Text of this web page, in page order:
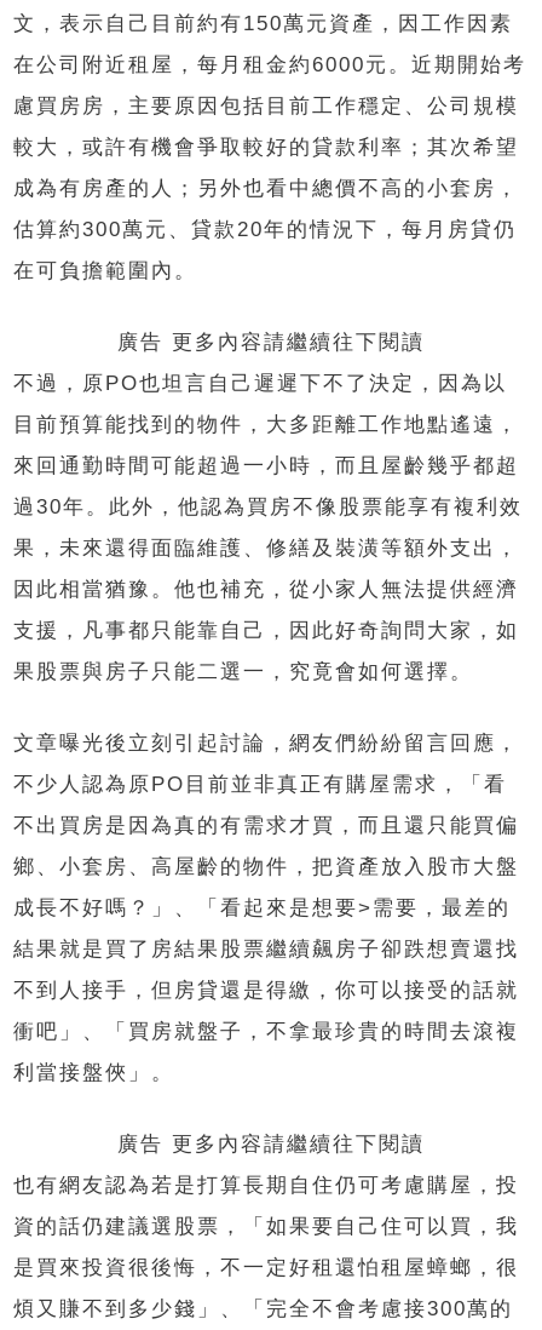
文，表示自己目前約有150萬元資產，因工作因素
在公司附近租屋，每月租金約6000元。近期開始考
慮買房房，主要原因包括目前工作穩定、公司規模
較大，或許有機會爭取較好的貸款利率；其次希望
成為有房產的人；另外也看中總價不高的小套房，
估算約300萬元、貸款20年的情況下，每月房貸仍
在可負擔範圍內。
廣告 更多內容請繼續往下閱讀
不過，原PO也坦言自己遲遲下不了決定，因為以
目前預算能找到的物件，大多距離工作地點遙遠，
來回通勤時間可能超過一小時，而且屋齡幾乎都超
過30年。此外，他認為買房不像股票能享有複利效
果，未來還得面臨維護、修繕及裝潢等額外支出，
因此相當猶豫。他也補充，從小家人無法提供經濟
支援，凡事都只能靠自己，因此好奇詢問大家，如
果股票與房子只能二選一，究竟會如何選擇。
文章曝光後立刻引起討論，網友們紛紛留言回應，
不少人認為原PO目前並非真正有購屋需求，「看
不出買房是因為真的有需求才買，而且還只能買偏
鄉、小套房、高屋齡的物件，把資產放入股市大盤
成長不好嗎？」、「看起來是想要>需要，最差的
結果就是買了房結果股票繼續飆房子卻跌想賣還找
不到人接手，但房貸還是得繳，你可以接受的話就
衝吧」、「買房就盤子，不拿最珍貴的時間去滾複
利當接盤俠」。
廣告 更多內容請繼續往下閱讀
也有網友認為若是打算長期自住仍可考慮購屋，投
資的話仍建議選股票，「如果要自己住可以買，我
是買來投資很後悔，不一定好租還怕租屋蟑螂，很
煩又賺不到多少錢」、「完全不會考慮接300萬的